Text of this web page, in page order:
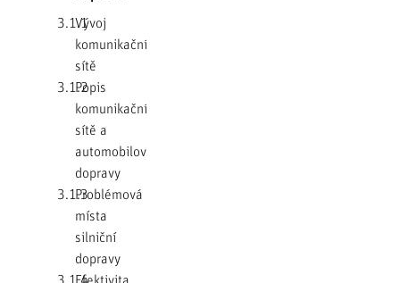
3.1.1Vývoj
komunikační
sítě
3.1.2Popis
komunikační
sítě a
automobilové
dopravy
3.1.3Problémová
místa
silniční
dopravy